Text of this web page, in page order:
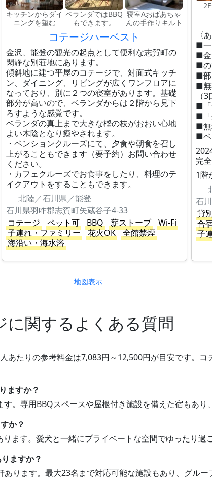
キッチンからダイ
ニングを望む
ベランダではBBQ
もできます。
寝室Aおばあちゃ
んの手作りキルト
コテージハーベスト
金沢、能登の観光の起点として便利な志賀町の
閑静な別荘地にあります。
傾斜地に建つ平屋のコテージで、対面式キッチ
ン、ダイニング、リビングが広くワンフロアに
なっており、別に２つの寝室があります。基礎
部分が高いので、ベランダからは２階から見下
ろすような感覚です。
ベランダの真上まで大きな樫の枝がおおい心地
よい木陰となり癒やされます。
・ペンションクルーズにて、夕食や朝食を召し
上がることもできます（要予約）お問い合わせ
ください。
・カフェクルーズでお食事をしたり、料理のテ
イクアウトをすることもできます。
北陸／石川県／能登
石川県羽咋郡志賀町矢蔵谷子4-33
コテージ
ペット可 BBQ 薪ストーブ
Wi-Fi
子連れ・ファミリー
花火OK
全館禁煙
海沿い・海水浴
〈
■一
■金
■の
■部
■無
（
■「
■「
■無
■ペ
完
1階
石
貸
合
子
地図表示
に関するよくある質問
あたりの参考料金は7,083円～12,500円が目安です。
ますか？
。専用BBQスペースや屋根付き施設を備えた宿もあり
か？
ます。愛犬と一緒にプライベートな空間でゆったり過ご
ますか？
ります。最大23名まで対応可能な施設もあり、グルー